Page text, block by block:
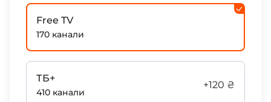
Free TV
170 канали
ТБ+
410 канали
+120 ₴